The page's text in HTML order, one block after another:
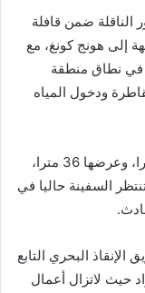
الناقلة ضمن قافلة
إلى هونج كونغ، مع
في نطاق منطقة
ودخول المياه
هذا وبينت الهيئة أن طول الناقلة يبلغ 230 مترا، وعرضها 36 مترا،
كلية 52 ألف طن وتنتظر السفينة حاليا في
البحري التابع
طاقم القاطرة المكون من 7 أفراد حيث لاتزال أعمال